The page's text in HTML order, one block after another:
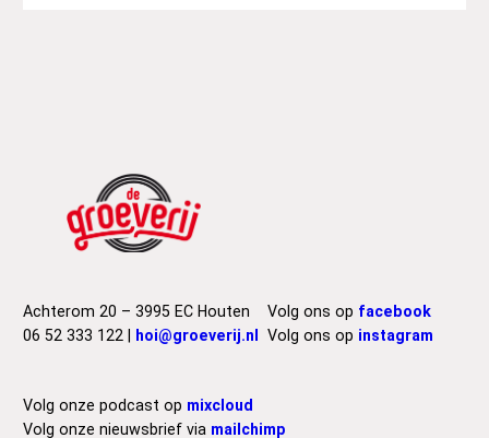
Achterom 20 – 3995 EC Houten
06 52 333 122 |
hoi@groeverij.nl
Volg ons op facebook
Volg ons op instagram
Volg onze podcast op mixcloud
Volg onze nieuwsbrief via mailchimp